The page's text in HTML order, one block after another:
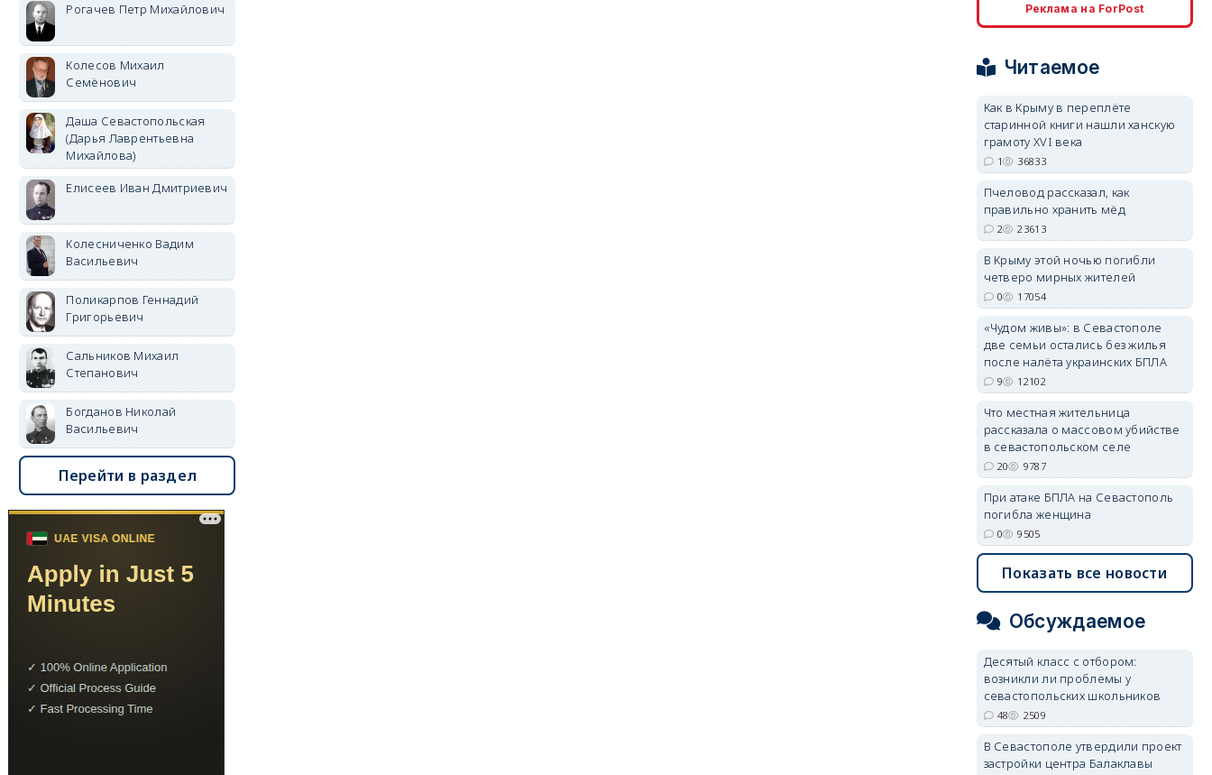
Рогачев Петр Михайлович
Колесов Михаил
Семёнович
Даша Севастопольская
(Дарья Лаврентьевна
Михайлова)
Елисеев Иван Дмитриевич
Колесниченко Вадим
Васильевич
Поликарпов Геннадий
Григорьевич
Сальников Михаил
Степанович
Богданов Николай
Васильевич
Перейти в раздел
erid: 2SDnjcrDNw6
erid: 2SDnjdvhGXG
Реклама на ForPost
Читаемое
Как в Крыму в переплёте
старинной книги нашли ханскую
грамоту XVI века
1 36833
Пчеловод рассказал, как
правильно хранить мёд
2 23613
В Крыму этой ночью погибли
четверо мирных жителей
0 17054
«Чудом живы»: в Севастополе
две семьи остались без жилья
после налёта украинских БПЛА
9 12102
Что местная жительница
рассказала о массовом убийстве
в севастопольском селе
20 9787
При атаке БПЛА на Севастополь
погибла женщина
0 9505
Показать все новости
Обсуждаемое
Десятый класс с отбором:
возникли ли проблемы у
севастопольских школьников
48 2509
В Севастополе утвердили проект
застройки центра Балаклавы